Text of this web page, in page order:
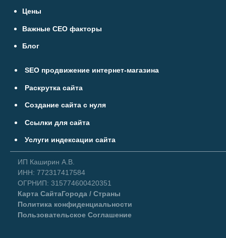
SEO продвижение интернет-магазина
Раскрутка сайта
Создание сайта с нуля
Ссылки для сайта
Услуги индексации сайта
Цены
Важные СЕО факторы
Блог
ИП Каширин А.В.
ИНН: 772317417584
ОГРНИП: 315774600420351
Карта СайтаГорода / Страны
Политика конфиденциальности
Пользовательское Соглашение